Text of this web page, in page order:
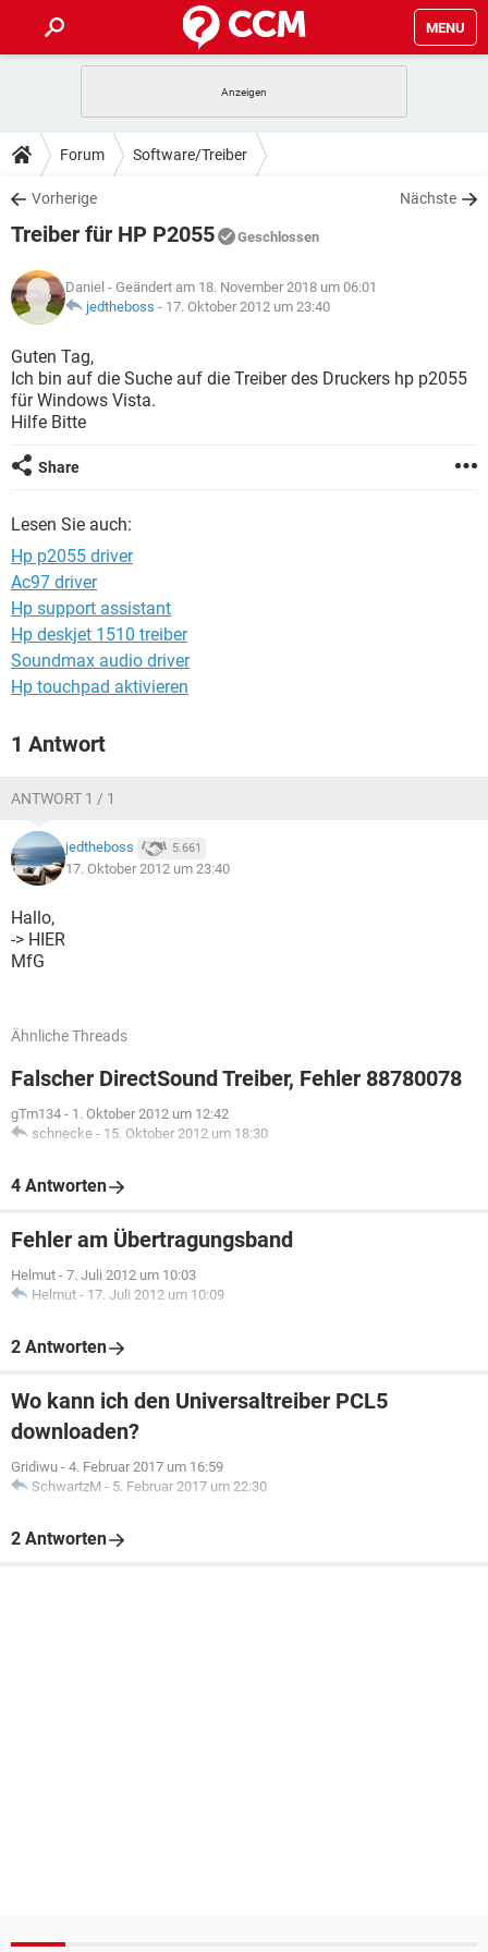
MENU
ANDROID IOS
WINDOWS 10
WHATSAPP TIKTOK
FACEBOOK
TIPPS & TRICKS
SPIELE
WHATSAPP TIKTOK
FACEBOOK
DOWNLOADS
SPIELE STREAMING
ANDROID
WINDOWS 10 INSTAGRAM
WHATSAPP
FACEBOOK HARDWARE
SPIELE STREAMING
ANDROID
WINDOWS 10
WHATSAPP
LEXIKON
SPIELE
ANDROID IOS
WINDOWS 10
WHATSAPP
Forum Software/Treiber
Vorherige Nächste
Treiber für HP P2055 Geschlossen
Daniel - Geändert am 18. November 2018 um 06:01
jedtheboss - 17. Oktober 2012 um 23:40
Guten Tag,
Ich bin auf die Suche auf die Treiber des Druckers hp p2055
für Windows Vista.
Hilfe Bitte
Share
Lesen Sie auch:
Hp p2055 driver
Ac97 driver
Hp support assistant
Hp deskjet 1510 treiber
Soundmax audio driver
Hp touchpad aktivieren
1 Antwort
ANTWORT 1 / 1
jedtheboss 5.661
17. Oktober 2012 um 23:40
Hallo,
-> HIER
MfG
Ähnliche Threads
Falscher DirectSound Treiber, Fehler 88780078
gTm134 - 1. Oktober 2012 um 12:42
schnecke - 15. Oktober 2012 um 18:30
4 Antworten
Fehler am Übertragungsband
Helmut - 7. Juli 2012 um 10:03
Helmut - 17. Juli 2012 um 10:09
2 Antworten
Wo kann ich den Universaltreiber PCL5
downloaden?
Gridiwu - 4. Februar 2017 um 16:59
SchwartzM - 5. Februar 2017 um 22:30
2 Antworten